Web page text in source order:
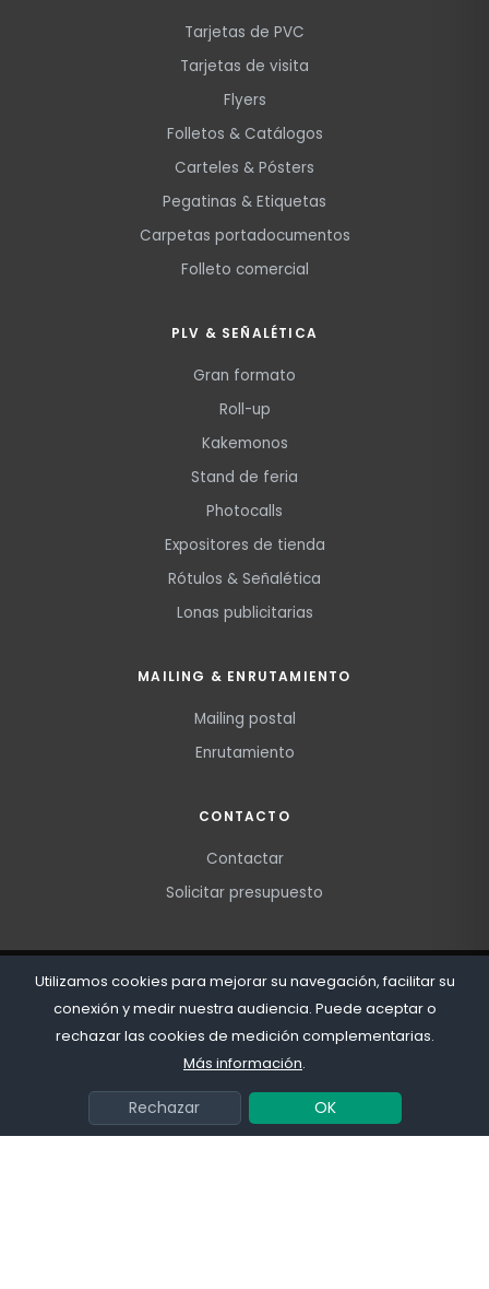
Utilizamos cookies para mejorar su navegación, facilitar su
conexión y medir nuestra audiencia. Puede aceptar o
rechazar las cookies de medición complementarias.
Más información.
Rechazar OK
Tarjetas de PVC
Tarjetas de visita
Flyers
Folletos & Catálogos
Carteles & Pósters
Pegatinas & Etiquetas
Carpetas portadocumentos
Folleto comercial
PLV & SEÑALÉTICA
Gran formato
Roll-up
Kakemonos
Stand de feria
Photocalls
Expositores de tienda
Rótulos & Señalética
Lonas publicitarias
MAILING & ENRUTAMIENTO
Mailing postal
Enrutamiento
CONTACTO
Contactar
Solicitar presupuesto
BlogMapa del sitioColaboradores Condiciones de venta
Aviso legalPolítica de privacidad
© 2026OFICIO LTD· Todos los derechos reservados